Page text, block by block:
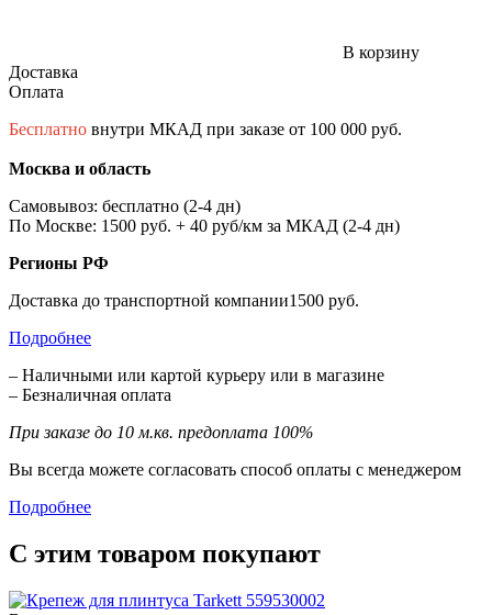
В корзину
Доставка
Оплата
Бесплатно внутри МКАД при заказе от 100 000 руб.
Москва и область
Самовывоз: бесплатно (2-4 дн)
По Москве: 1500 руб. + 40 руб/км за МКАД (2-4 дн)
Регионы РФ
Доставка до транспортной компании1500 руб.
Подробнее
– Наличными или картой курьеру или в магазине
– Безналичная оплата
При заказе до 10 м.кв. предоплата 100%
Вы всегда можете согласовать способ оплаты с менеджером
Подробнее
С этим товаром покупают